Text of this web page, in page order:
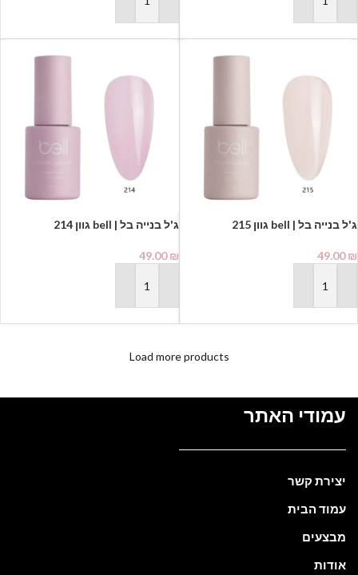
הוספה לסל הוספה לסל
ג'ל בנייה בל | bell גוון 215
49.00₪
הוספה לסל
ג'ל בנייה בל | bell גוון 214
49.00₪
הוספה לסל
Load more products
עמודי האתר
יצירת קשר
עמוד הבית
מבצעים
אודות